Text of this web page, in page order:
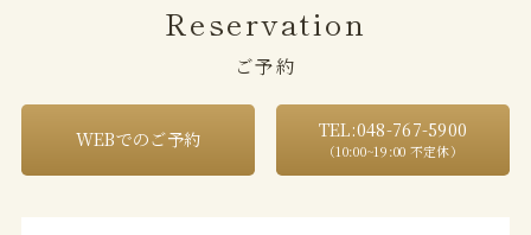
Reservation
ご予約
WEBでのご予約 TEL:048-767-5900
（10:00~19:00 不定休）